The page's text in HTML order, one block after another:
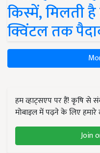
किस्में, मिलती है
क्विंटल तक
हम व्हाट्सएप पर हैं! कृषि से
मोबाइल में पढ़ने के लिए
Join